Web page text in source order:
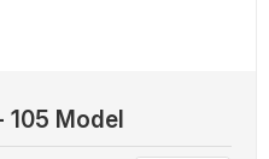
105 Model